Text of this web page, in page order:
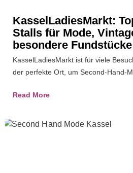
KasselLadiesMarkt:
Stalls für Mode,
besondere Fundstücke
KasselLadiesMarkt ist für viele
der perfekte Ort, um Second-Hand-
Read More